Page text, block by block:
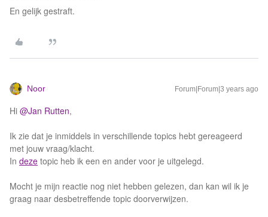
En gelijk gestraft.
Noor Forum|Forum|3 years ago
Hi @Jan Rutten,
Ik zie dat je inmiddels in verschillende topics hebt gereageerd
met jouw vraag/klacht.
In deze topic heb ik een en ander voor je uitgelegd.
Mocht je mijn reactie nog niet hebben gelezen, dan kan wil ik je
graag naar desbetreffende topic doorverwijzen.